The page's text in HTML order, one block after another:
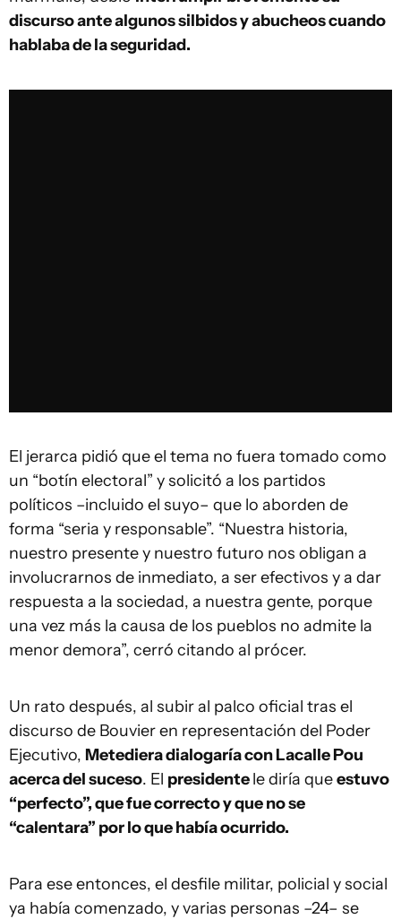
discurso ante algunos silbidos y abucheos cuando
hablaba de la seguridad.
El jerarca pidió que el tema no fuera tomado como
un “botín electoral” y solicitó a los partidos
políticos –incluido el suyo– que lo aborden de
forma “seria y responsable”. “Nuestra historia,
nuestro presente y nuestro futuro nos obligan a
involucrarnos de inmediato, a ser efectivos y a dar
respuesta a la sociedad, a nuestra gente, porque
una vez más la causa de los pueblos no admite la
menor demora”, cerró citando al prócer.
Un rato después, al subir al palco oficial tras el
discurso de Bouvier en representación del Poder
Ejecutivo, Metediera dialogaría con Lacalle Pou
acerca del suceso. El presidentele diría queestuvo
“perfecto”, que fue correcto y que no se
“calentara” por lo que había ocurrido.
Para ese entonces, el desfile militar, policial y social
ya había comenzado, y varias personas –24– se